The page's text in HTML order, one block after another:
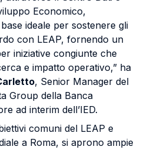
Economico,
ideale per sostenere gli
con LEAP, fornendo un
iniziative congiunte che
e impatto operativo,” ha
, Senior Manager del
Group della Banca
ad interim dell’IED.
comuni del LEAP e
a Roma, si aprono ampie